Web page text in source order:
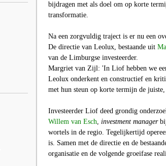
bijdragen met als doel om op korte
transformatie.
Na een zorgvuldig traject is er nu een
De directie van Leolux, bestaande uit
van de Limburgse investeerder.
Margriet van Zijl: 'In Liof hebben we
Leolux onderkent en constructief en
met hun steun op korte termijn de
Investeerder Liof deed grondig
Willem van Esch, investment manager
wortels in de regio. Tegelijkertijd
is. Samen met de directie en de
organisatie en de volgende groeifase